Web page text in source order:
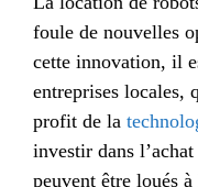
foule de nouvelles
cette innovation, il
entreprises locales,
profit de la
investir dans
peuvent être loués